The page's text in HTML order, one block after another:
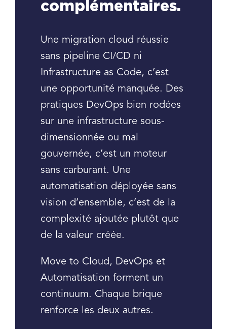
complémentaires.
Une migration cloud réussie
sans pipeline CI/CD ni
Infrastructure as Code, c’est
une opportunité manquée. Des
pratiques DevOps bien rodées
sur une infrastructure sous-
dimensionnée ou mal
gouvernée, c’est un moteur
sans carburant. Une
automatisation déployée sans
vision d’ensemble, c’est de la
complexité ajoutée plutôt que
de la valeur créée.
Move to Cloud, DevOps et
Automatisation forment un
continuum. Chaque brique
renforce les deux autres.